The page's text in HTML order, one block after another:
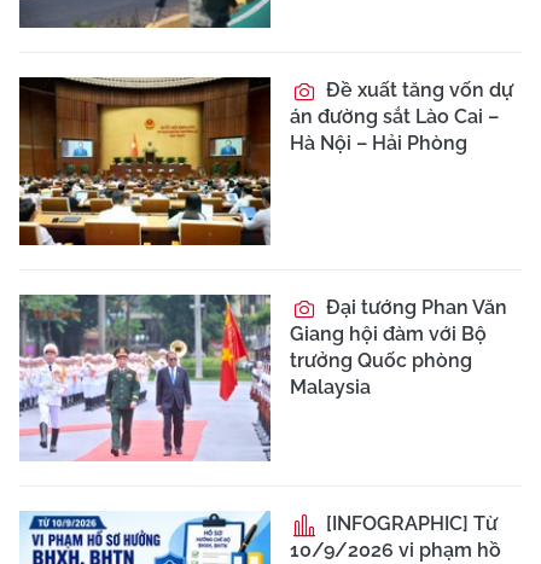
Đề xuất tăng vốn dự
án đường sắt Lào Cai –
Hà Nội – Hải Phòng
Đại tướng Phan Văn
Giang hội đàm với Bộ
trưởng Quốc phòng
Malaysia
[INFOGRAPHIC] Từ
10/9/2026 vi phạm hồ